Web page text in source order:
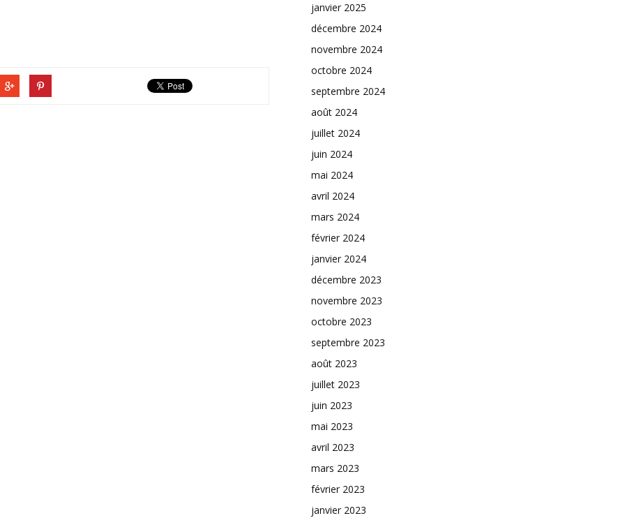
janvier 2025
décembre 2024
novembre 2024
octobre 2024
septembre 2024
août 2024
juillet 2024
juin 2024
mai 2024
avril 2024
mars 2024
février 2024
janvier 2024
décembre 2023
novembre 2023
octobre 2023
septembre 2023
août 2023
juillet 2023
juin 2023
mai 2023
avril 2023
mars 2023
février 2023
janvier 2023